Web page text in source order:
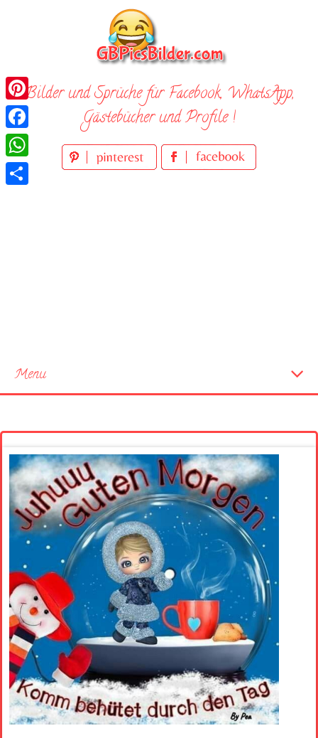
Bilder und Sprüche für Facebook, WhatsApp,
Gästebücher und Profile !
Menu
Pinterest
Facebook
WhatsApp